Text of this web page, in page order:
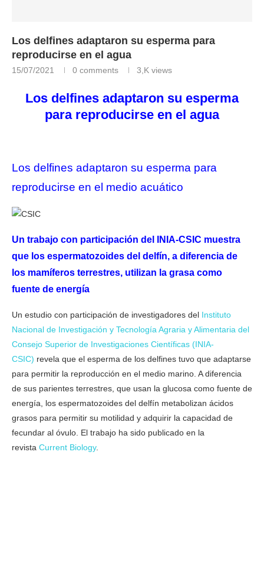
Los delfines adaptaron su esperma para
reproducirse en el agua
15/07/2021 0 comments 3,K views
Los delfines adaptaron su esperma
para reproducirse en el agua
Los delfines adaptaron su esperma para
reproducirse en el medio acuático
Un trabajo con participación del INIA-CSIC muestra
que los espermatozoides del delfín, a diferencia de
los mamíferos terrestres, utilizan la grasa como
fuente de energía
Un estudio con participación de investigadores del Instituto
Nacional de Investigación y Tecnología Agraria y Alimentaria del
Consejo Superior de Investigaciones Científicas (INIA-
CSIC) revela que el esperma de los delfines tuvo que adaptarse
para permitir la reproducción en el medio marino. A diferencia
de sus parientes terrestres, que usan la glucosa como fuente de
energía, los espermatozoides del delfín metabolizan ácidos
grasos para permitir su motilidad y adquirir la capacidad de
fecundar al óvulo. El trabajo ha sido publicado en la
revista Current Biology.